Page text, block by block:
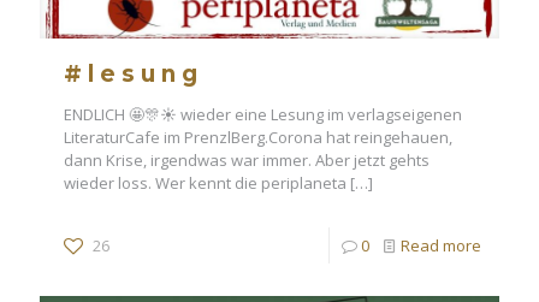
#lesung
ENDLICH 🤩🎊☀️ wieder eine Lesung im verlagseigenen
LiteraturCafe im PrenzlBerg.Corona hat reingehauen,
dann Krise, irgendwas war immer. Aber jetzt gehts
wieder loss. Wer kennt die periplaneta […]
26 0 Read more